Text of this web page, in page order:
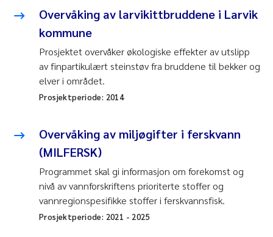
Overvåking av larvikittbruddene i Larvik
kommune
Prosjektet overvåker økologiske effekter av utslipp
av finpartikulært steinstøv fra bruddene til bekker og
elver i området.
Prosjektperiode: 2014
Overvåking av miljøgifter i ferskvann
(MILFERSK)
Programmet skal gi informasjon om forekomst og
nivå av vannforskriftens prioriterte stoffer og
vannregionspesifikke stoffer i ferskvannsfisk.
Prosjektperiode: 2021 - 2025